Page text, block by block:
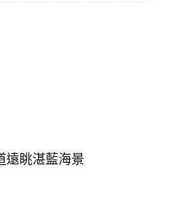
遠眺湛藍海景